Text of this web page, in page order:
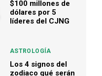
$100 millones de
dólares por 5
líderes del CJNG
ASTROLOGÍA
Los 4 signos del
zodiaco qué serán